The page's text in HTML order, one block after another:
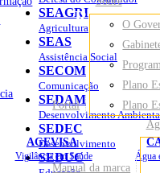
Rondônia
AGEVISA
Vigilância em Saúde Água
Portal
O
Plano
Plano
Manual da marca
SEAGRI
Agricultura
SEAS
Assistência Social
SECOM
Comunicação
SEDAM
Desenvolvimento
SEDEC
Desenvolvimento
SEDUC